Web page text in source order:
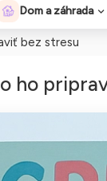
Dom a záhrada
bez stresu
ho